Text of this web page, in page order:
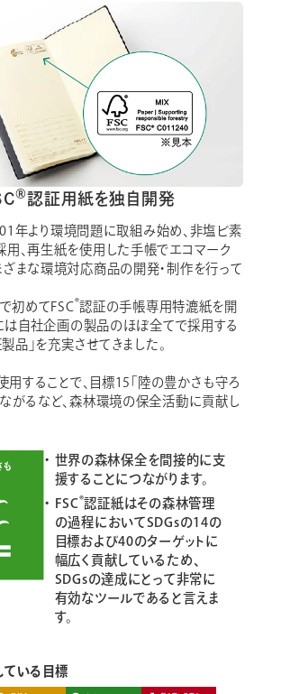
®認証用紙を独自開発
年より環境問題に取組み始め、非塩ビ素
、再生紙を使用した手帳でエコマーク
まな環境対応商品の開発・制作を行って
初めてFSC®認証の手帳専用特漉紙を開
は自社企画の製品のほぼ全てで採用する
品」を充実させてきました。
用することで、目標15「陸の豊かさも守ろ
がるなど、森林環境の保全活動に貢献し
世界の森林保全を間接的に支
援することにつながります。
FSC®認証紙はその森林管理
の過程においてSDGsの14の
目標および40のターゲットに
幅広く貢献しているため、
SDGsの達成にとって非常に
有効なツールであると言えま
す。
ている目標